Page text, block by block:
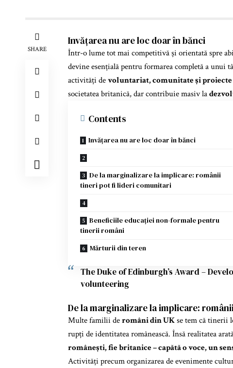
SHARE
Invățarea nu are loc doar în bănci
Într-o lume tot mai competitivă și orientată spre
devine esențială pentru formarea completă a unui
activități devoluntariat, comunitate și
societatea britanică, dar contribuie masiv la
Contents
Invățarea nu are loc doar în bănci
De la marginalizare la implicare: românii
tineri pot fi lideri comunitari
Beneficiile educației non-formale pentru
tinerii români
Mărturii din teren
The Duke of Edinburgh’s Award –
volunteering
De la marginalizare la implicare:
Multe familii deromâni din UKse tem că tinerii
rupți de identitatea românească. Însă realitatea
românești, fie britanice – capătă o voce, un
Activități precum organizarea de evenimente